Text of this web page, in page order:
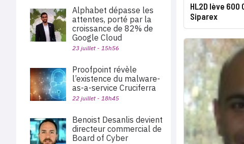
HL2D lève
Siparex
Alphabet dépasse les
attentes, porté par la
croissance de 82% de
Google Cloud
23 juillet - 15h56
Proofpoint révèle
l’existence du malware-
as-a-service Cruciferra
22 juillet - 18h45
Benoist Desanlis devient
directeur commercial de
Board of Cyber